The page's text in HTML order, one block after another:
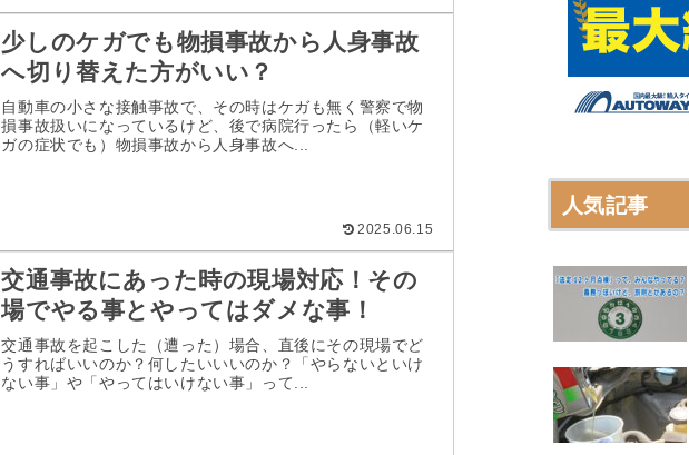
少しのケガでも物損事故から人身事故
へ切り替えた方がいい？
自動車の小さな接触事故で、その時はケガも無く警察で物
損事故扱いになっているけど、後で病院行ったら（軽いケ
ガの症状でも）物損事故から人身事故へ...
2025.06.15
交通事故にあった時の現場対応！その
場でやる事とやってはダメな事！
交通事故を起こした（遭った）場合、直後にその現場でど
うすればいいのか？何したいいいのか？「やらないといけ
ない事」や「やってはいけない事」って...
人気記事